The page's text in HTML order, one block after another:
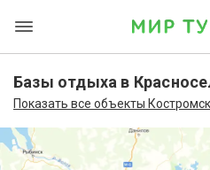
Базы отдыха в
Показать все объекты